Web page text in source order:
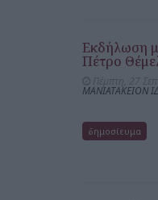
Εκδήλωση
Πέτρο
ΜΑΝΙΑΤΑΚΕΙΟΝ
δημοσίευμα